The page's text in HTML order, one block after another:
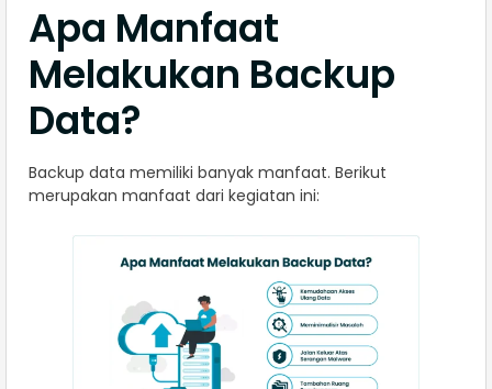
Apa Manfaat
Melakukan Backup
Data?
Backup data memiliki banyak manfaat. Berikut
merupakan manfaat dari kegiatan ini: